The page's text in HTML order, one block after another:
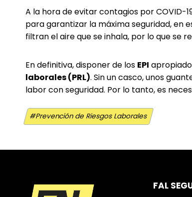
A la hora de evitar contagios por COVID-
para garantizar la máxima seguridad, en
filtran el aire que se inhala, por lo que se
En definitiva, disponer de los EPI
laborales (PRL). Sin un casco, unos
labor con seguridad. Por lo tanto, es
Etiquetas
de
entrada:
#Prevención de Riesgos Laborales
FAL